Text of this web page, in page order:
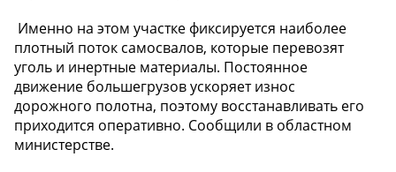
️ Именно на этом участке фиксируется наиболее
плотный поток самосвалов, которые перевозят
уголь и инертные материалы. Постоянное
движение большегрузов ускоряет износ
дорожного полотна, поэтому восстанавливать его
приходится оперативно. Сообщили в областном
министерстве.